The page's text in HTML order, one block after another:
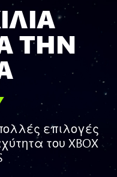
ΤΗΝ
επιλογές
του XBOX